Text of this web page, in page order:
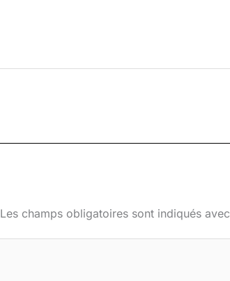
Les champs obligatoires sont indiqués avec